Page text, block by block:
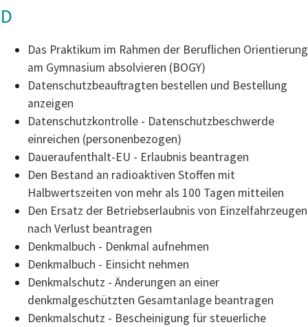
D
Das Praktikum im Rahmen der Beruflichen Orientierung
am Gymnasium absolvieren (BOGY)
Datenschutzbeauftragten bestellen und Bestellung
anzeigen
Datenschutzkontrolle - Datenschutzbeschwerde
einreichen (personenbezogen)
Daueraufenthalt-EU - Erlaubnis beantragen
Den Bestand an radioaktiven Stoffen mit
Halbwertszeiten von mehr als 100 Tagen mitteilen
Den Ersatz der Betriebserlaubnis von Einzelfahrzeugen
nach Verlust beantragen
Denkmalbuch - Denkmal aufnehmen
Denkmalbuch - Einsicht nehmen
Denkmalschutz - Änderungen an einer
denkmalgeschützten Gesamtanlage beantragen
Denkmalschutz - Bescheinigung für steuerliche